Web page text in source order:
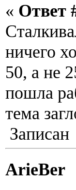
« Ответ
ничего
50, а не
пошла
тема
Записан
ArieBer